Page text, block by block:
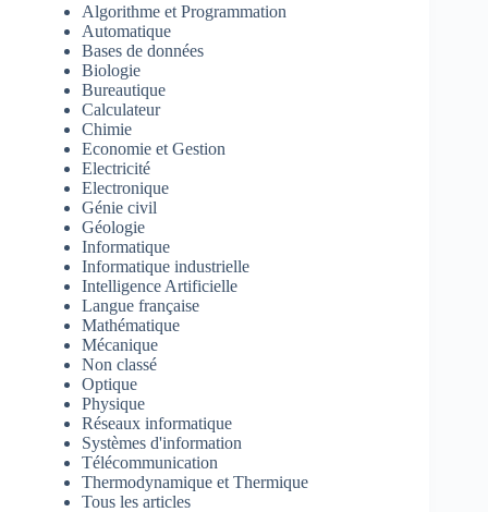
Algorithme et Programmation
Automatique
Bases de données
Biologie
Bureautique
Calculateur
Chimie
Economie et Gestion
Electricité
Electronique
Génie civil
Géologie
Informatique
Informatique industrielle
Intelligence Artificielle
Langue française
Mathématique
Mécanique
Non classé
Optique
Physique
Réseaux informatique
Systèmes d'information
Télécommunication
Thermodynamique et Thermique
Tous les articles